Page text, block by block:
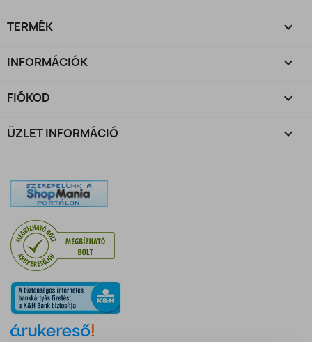
TERMÉK 
INFORMÁCIÓK 
FIÓKOD 
ÜZLET INFORMÁCIÓ keyboard_arrow_down